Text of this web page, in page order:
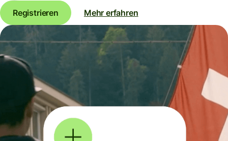
Registrieren Mehr erfahren